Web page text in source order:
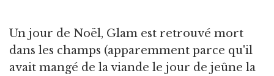
Un jour de Noël, Glam est retrouvé mort
dans les champs (apparemment parce qu'il
avait mangé de la viande le jour de jeûne la